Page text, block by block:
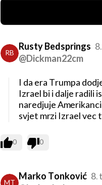
RB
Rusty Bedsprings
@Dickman22cm
I da era Trumpa
Izrael bi i dalje radili
naredjuje
svjet mrzi Izrael vec
0 0
MT
Marko Tonković 8.